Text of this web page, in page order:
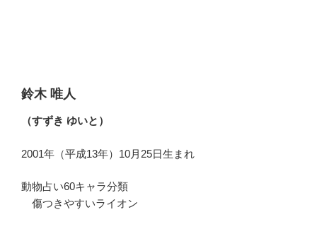
鈴木 唯人
（すずき ゆいと）
2001年（平成13年）10月25日生まれ
動物占い60キャラ分類
傷つきやすいライオン